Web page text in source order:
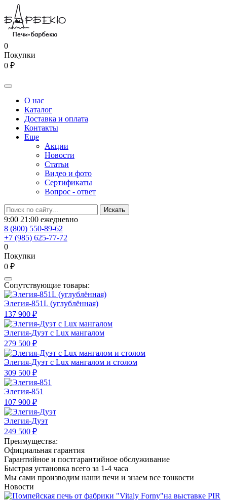
0
Покупки
0 ₽
О нас
Каталог
Доставка и оплата
Контакты
Еще
Акции
Новости
Статьи
Видео и фото
Сертификаты
Вопрос - ответ
9:00 21:00 ежедневно
8 (800) 550-89-62
+7 (985) 625-77-72
0
Покупки
0 ₽
Сопутствующие товары:
Элегия-851L (углублённая)
137 900 ₽
Элегия-Дуэт с Lux мангалом
279 500 ₽
Элегия-Дуэт с Lux мангалом и столом
309 500 ₽
Элегия-851
107 900 ₽
Элегия-Дуэт
249 500 ₽
Преимущества:
Официальная гарантия
Гарантийное и постгарантийное обслуживание
Быстрая установка всего за 1-4 часа
Мы сами производим наши печи и знаем все тонкости
Новости